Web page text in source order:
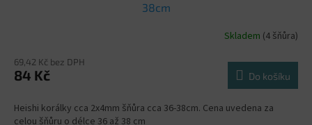
38cm
Skladem (4 šňůra)
69,42 Kč bez DPH
84 Kč Do košíku
Heishi korálky cca 2x4mm šňůra cca 36-38cm. Cena uvedena za
celou šňůru o délce 36 až 38 cm